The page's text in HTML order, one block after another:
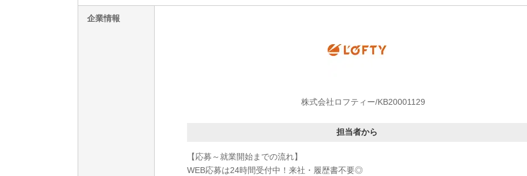
企業情報
株式会社ロフティー/KB20001129
担当者から
【応募～就業開始までの流れ】
WEB応募は24時間受付中！来社・履歴書不要◎